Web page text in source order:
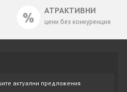
АТРАКТИВНИ
цени без конкуренция
актуални предложения